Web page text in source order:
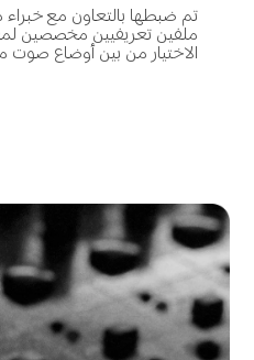
ملفين تعريفيين مخصصين
الاختيار من بين أوضاع صوت